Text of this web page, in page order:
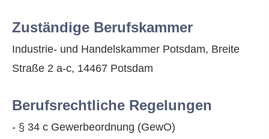
Zuständige Berufskammer
Industrie- und Handelskammer Potsdam, Breite
Straße 2 a-c, 14467 Potsdam
Berufsrechtliche Regelungen
- § 34 c Gewerbeordnung (GewO)